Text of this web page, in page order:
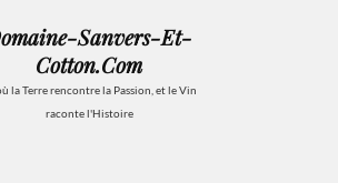
Sanvers-Et-
Cotton.com
la Terre rencontre la Passion, et le Vin
raconte l'Histoire